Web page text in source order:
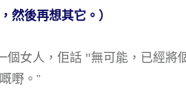
然後再想其它。）
個女人，佢話 "無可能，已經將
嘢。”